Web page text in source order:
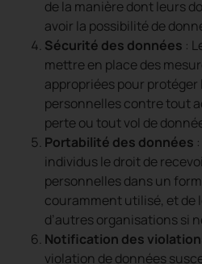
de la manière dont leurs
avoir la possibilité de
Sécurité des données :
mettre en place des
appropriées pour protéger
personnelles contre tout
perte ou tout vol de
Portabilité des données
individus le droit de
personnelles dans un
couramment utilisé, et de
d’autres organisations si
Notification des
violation de données